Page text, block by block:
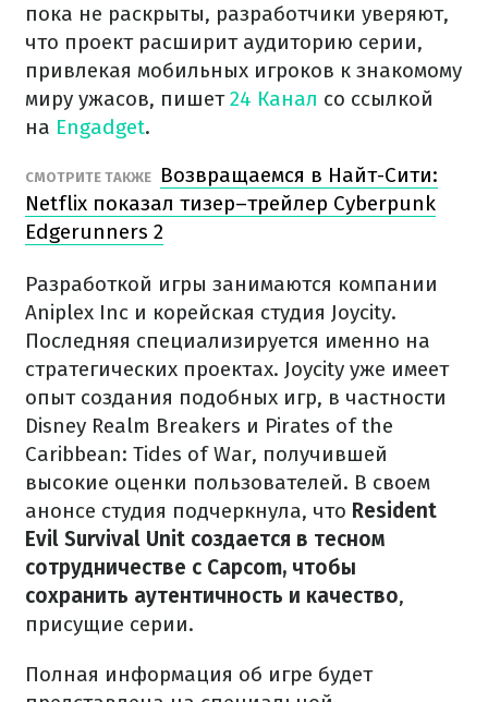
пока не раскрыты, разработчики уверяют,
что проект расширит аудиторию серии,
привлекая мобильных игроков к знакомому
миру ужасов, пишет24 Канал со ссылкой
на Engadget.
СМОТРИТЕ ТАКЖЕ
Возвращаемся в Найт-Сити:
Netflix показал тизер–трейлер Cyberpunk
Edgerunners 2
Разработкой игры занимаются компании
Aniplex Inc и корейская студия Joycity.
Последняя специализируется именно на
стратегических проектах. Joycity уже имеет
опыт создания подобных игр, в частности
Disney Realm Breakers и Pirates of the
Caribbean: Tides of War, получившей
высокие оценки пользователей. В своем
анонсе студия подчеркнула, что Resident
Evil Survival Unit создается в тесном
сотрудничестве с Capcom, чтобы
сохранить аутентичность и качество,
присущие серии.
Полная информация об игре будет